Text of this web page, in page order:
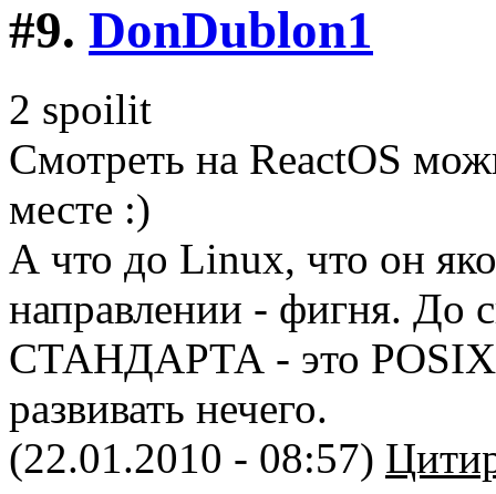
#9. DonDublon1
2 spoilit
Смотреть на ReactOS
месте :)
А что до Linux, что он
направлении - фигня. До
СТАНДАРТА - это POSIX
развивать нечего.
(22.01.2010 - 08:57)